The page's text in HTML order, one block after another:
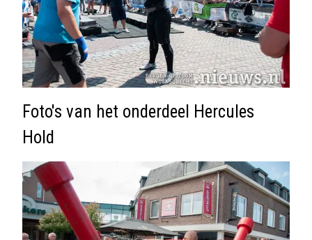
Foto's van het onderdeel Hercules
Hold